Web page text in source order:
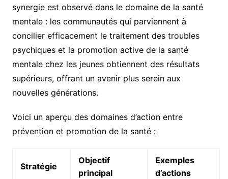
synergie est observé dans le domaine de la santé
mentale : les communautés qui parviennent à
concilier efficacement le traitement des troubles
psychiques et la promotion active de la santé
mentale chez les jeunes obtiennent des résultats
supérieurs, offrant un avenir plus serein aux
nouvelles générations.
Voici un aperçu des domaines d’action entre
prévention et promotion de la santé :
Stratégie
Objectif
principal
Exemples
d’actions